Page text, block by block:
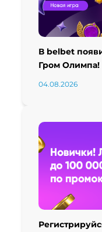
В belbet
Гром Олимпа!
04.08.2026